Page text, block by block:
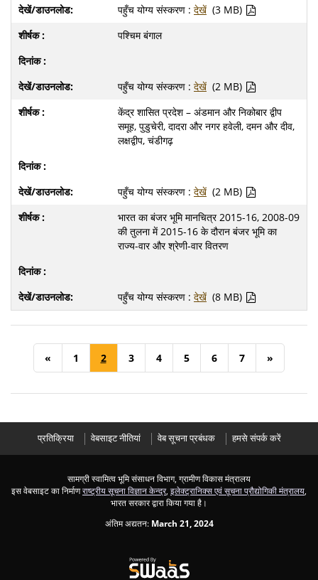
पहुँच योग्य संस्करण : देखें (3 MB)
पश्चिम बंगाल
पहुँच योग्य संस्करण : देखें (2 MB)
केंद्र शासित प्रदेश – अंडमान और निकोबार द्वीप
समूह, पुडुचेरी, दादरा और नगर हवेली, दमन और दीव,
लक्षद्वीप, चंडीगढ़
पहुँच योग्य संस्करण : देखें (2 MB)
भारत का बंजर भूमि मानचित्र 2015-16, 2008-09
की तुलना में 2015-16 के दौरान बंजर भूमि का
राज्य-वार और श्रेणी-वार वितरण
पहुँच योग्य संस्करण : देखें (8 MB)
« 1 2 3 4 5 6 7 »
प्रतिक्रिया वेबसाइट नीतियां वेब सूचना प्रबंधक हमसे संपर्क करें
सामग्री स्वामित्व भूमि संसाधन विभाग, ग्रामीण विकास मंत्रालय
इस वेबसाइट का निर्माणराष्ट्रीय सूचना विज्ञान केन्द्र, इलेक्ट्रानिक्स एवं सूचना प्रौद्योगिकी मंत्रालय
भारत सरकार द्वारा किया गया है।
अंतिम अद्यतन: March 21, 2024